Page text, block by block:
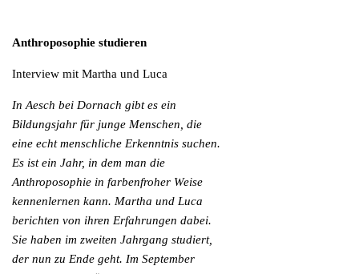
Anthroposophie studieren
Interview mit Martha und Luca
In Aesch bei Dornach gibt es ein
Bildungsjahr für junge Menschen, die
eine echt menschliche Erkenntnis suchen.
Es ist ein Jahr, in dem man die
Anthroposophie in farbenfroher Weise
kennenlernen kann. Martha und Luca
berichten von ihren Erfahrungen dabei.
Sie haben im zweiten Jahrgang studiert,
der nun zu Ende geht. Im September